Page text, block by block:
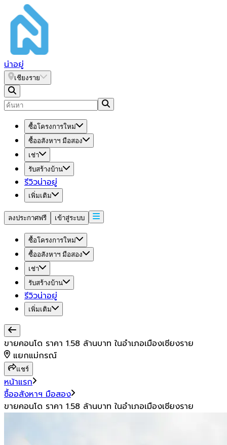
น่าอยู่
เชียงราย
ซื้อโครงการใหม่
ซื้ออสังหาฯ มือสอง
เช่า
รับสร้างบ้าน
รีวิวน่าอยู่
เพิ่มเติม
ลงประกาศฟรี เข้าสู่ระบบ
ซื้อโครงการใหม่
ซื้ออสังหาฯ มือสอง
เช่า
รับสร้างบ้าน
รีวิวน่าอยู่
เพิ่มเติม
ขายคอนโด ราคา 1.58 ล้านบาท ในอำเภอเมืองเชียงราย
แยกแม่กรณ์
แชร์
หน้าแรก
ซื้ออสังหาฯ มือสอง
ขายคอนโด ราคา 1.58 ล้านบาท ในอำเภอเมืองเชียงราย